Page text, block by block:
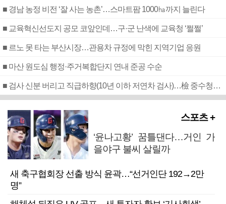
■ 경남 농정 비전 ‘잘 사는 농촌’…스마트팜 1000㏊까지 늘린다
■ 교육혁신선도지 공모 코앞인데…구·군 난색에 교육청 ‘쩔쩔’
■ 르노 못 타는 부산시장…관용차 규정에 막힌 지역기업 응원
■ 마산 원도심 행정·주거복합단지 연내 준공 수순
■ 검사 신분 버리고 직급하향(10년 이하 저연차 검사)…檢 중수청행 기피
스포츠 +
‘윤나고황’ 꿈틀댄다…거인 가
을야구 불씨 살릴까
새 축구협회장 선출 방식 윤곽…“선거인단 192→2만
명”